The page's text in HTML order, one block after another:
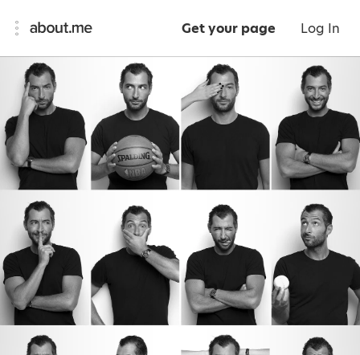
Get your page Log In